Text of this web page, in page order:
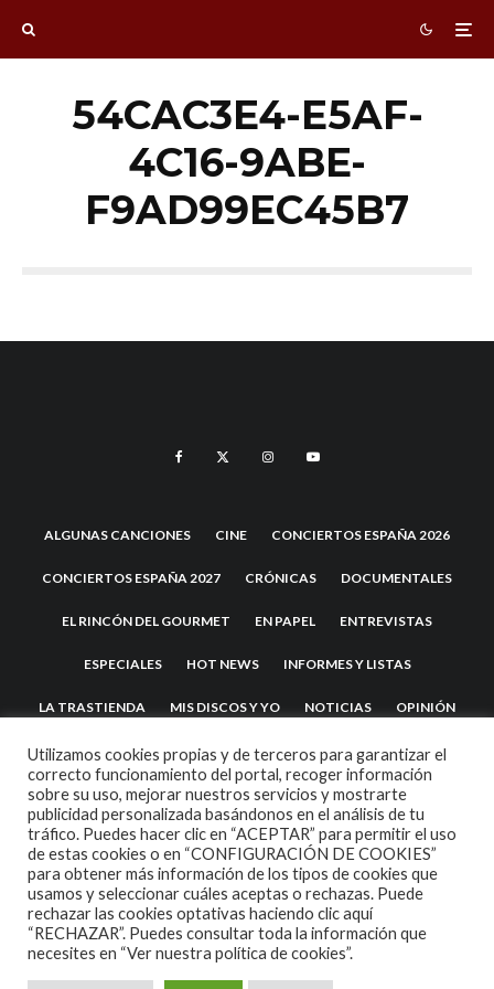
54CAC3E4-E5AF-
4C16-9ABE-
F9AD99EC45B7
ALGUNAS CANCIONES CINE CONCIERTOS ESPAÑA 2026
CONCIERTOS ESPAÑA 2027 CRÓNICAS DOCUMENTALES
EL RINCÓN DEL GOURMET EN PAPEL ENTREVISTAS
ESPECIALES HOT NEWS INFORMES Y LISTAS
LA TRASTIENDA MIS DISCOS Y YO NOTICIAS OPINIÓN
REVIEWS TEATRO TU DISCO ME SUENA
2007 COPYRIGHT -CODETIPITHEME
Utilizamos cookies propias y de terceros para garantizar el
correcto funcionamiento del portal, recoger información
sobre su uso, mejorar nuestros servicios y mostrarte
publicidad personalizada basándonos en el análisis de tu
tráfico. Puedes hacer clic en “ACEPTAR” para permitir el uso
de estas cookies o en “CONFIGURACIÓN DE COOKIES”
para obtener más información de los tipos de cookies que
usamos y seleccionar cuáles aceptas o rechazas. Puede
rechazar las cookies optativas haciendo clic aquí
“RECHAZAR”. Puedes consultar toda la información que
necesites en “Ver nuestra política de cookies”.